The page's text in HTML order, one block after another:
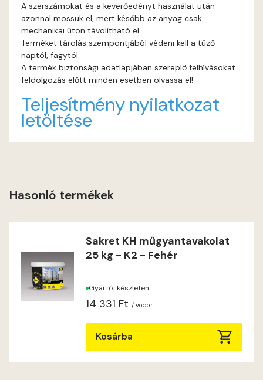
Grass-green C
Mango B
Melon-yellow C
Mouse-grey B
Mouse-grey C
A szerszámokat és a keverőedényt használat után
azonnal mossuk el, mert később az anyag csak
mechanikai úton távolítható el.
Terméket tárolás szempontjából védeni kell a tűző
naptól, fagytól.
A termék biztonsági adatlapjában szereplő felhívásokat
feldolgozás előtt minden esetben olvassa el!
Teljesítmény nyilatkozat
letöltése
Hasonló termékek
Sakret KH műgyantavakolat
25 kg - K2 - Fehér
Gyártói készleten
14 331 Ft / vödör
Kosárba